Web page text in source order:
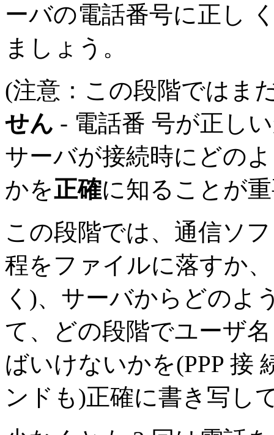
ーバの電話番号に正し
ましょう。
(注意：この段階ではま
せん - 電話番 号が正し
サーバが接続時にどの
かを正確に知ることが
この段階では、通信ソ
程をファイルに落すか
く)、サーバからどのよ
て、どの段階でユーザ
ばいけないかを(PPP 接
ンドも)正確に書き写し